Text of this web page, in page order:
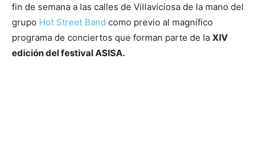
fin de semana a las calles de Villaviciosa de la mano del
grupo Hot Street Band como previo al magnífico
programa de conciertos que forman parte de la XIV
edición del festival ASISA.